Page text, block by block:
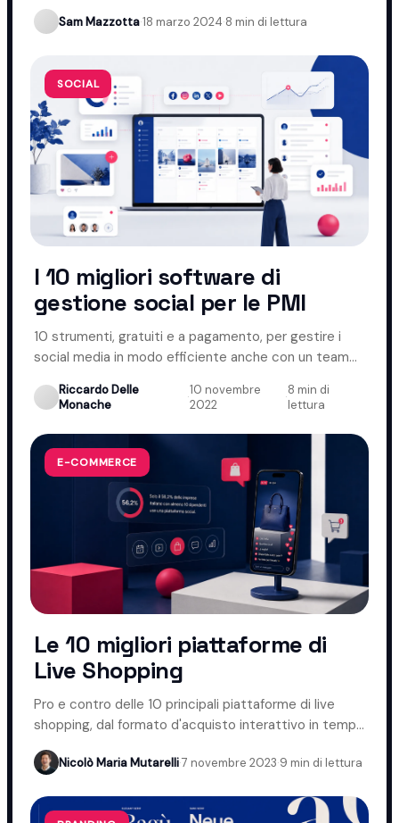
Sam Mazzotta·18 marzo 2024·8 min di lettura
SOCIAL
I 10 migliori software di
gestione social per le PMI
10 strumenti, gratuiti e a pagamento, per gestire i
social media in modo efficiente anche con un team
Riccardo Delle
Monache
·10 novembre
2022
·8 min di
lettura
E-COMMERCE
Le 10 migliori piattaforme di
Live Shopping
Pro e contro delle 10 principali piattaforme di live
shopping, dal formato d'acquisto interattivo in tempo
reale.
Nicolò Maria Mutarelli·7 novembre 2023·9 min di lettura